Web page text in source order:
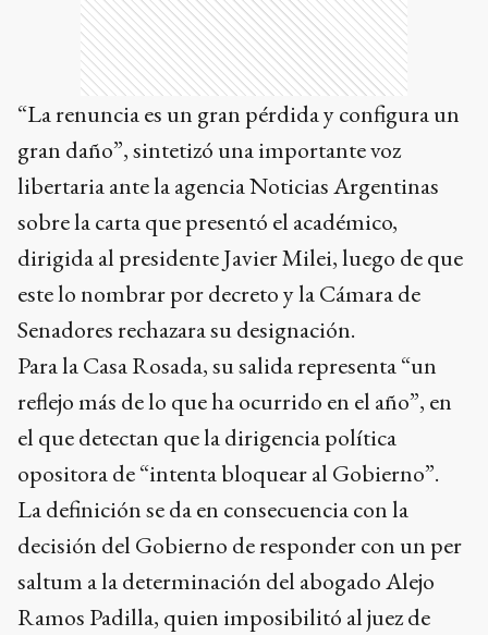
“La renuncia es un gran pérdida y configura un
gran daño”, sintetizó una importante voz
libertaria ante la agencia Noticias Argentinas
sobre la carta que presentó el académico,
dirigida al presidente Javier Milei, luego de que
este lo nombrar por decreto y la Cámara de
Senadores rechazara su designación.
Para la Casa Rosada, su salida representa “un
reflejo más de lo que ha ocurrido en el año”, en
el que detectan que la dirigencia política
opositora de “intenta bloquear al Gobierno”.
La definición se da en consecuencia con la
decisión del Gobierno de responder con un per
saltum a la determinación del abogado Alejo
Ramos Padilla, quien imposibilitó al juez de